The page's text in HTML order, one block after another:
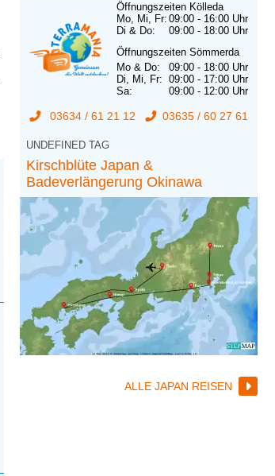
Öffnungszeiten Kölleda
Mo, Mi, Fr: 09:00 - 16:00 Uhr
Di & Do:
09:00 - 18:00 Uhr
Öffnungszeiten Sömmerda
Mo & Do:
09:00 - 18:00 Uhr
Di, Mi, Fr: 09:00 - 17:00 Uhr
Sa:
09:00 - 12:00 Uhr
03634 / 61 21 12 03635 / 60 27 61
UNDEFINED TAG
Kirschblüte Japan &
Badeverlängerung Okinawa
ALLE JAPAN REISEN